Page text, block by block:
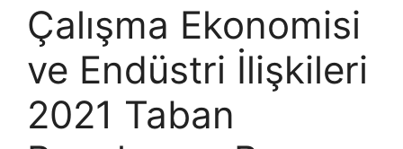
Çalışma Ekonomisi
ve Endüstri İlişkileri
2021 Taban